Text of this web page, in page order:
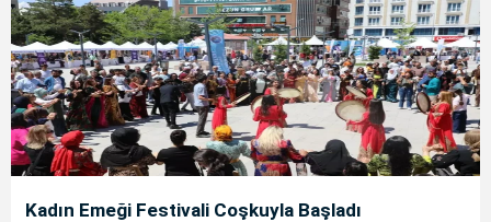
Kadın Emeği Festivali Coşkuyla Başladı